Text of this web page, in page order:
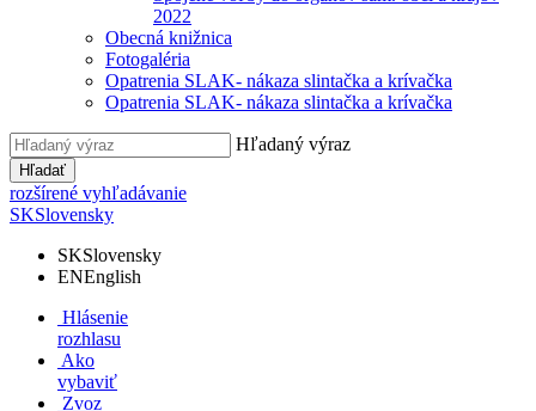
2022
Obecná knižnica
Fotogaléria
Opatrenia SLAK- nákaza slintačka a krívačka
Opatrenia SLAK- nákaza slintačka a krívačka
Hľadaný výraz
Hľadať
rozšírené vyhľadávanie
SKSlovensky
SKSlovensky
ENEnglish
Hlásenie
rozhlasu
Ako
vybaviť
Zvoz